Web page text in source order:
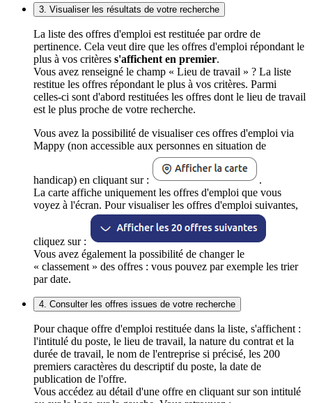
3. Visualiser les résultats de votre recherche
La liste des offres d'emploi est restituée par ordre de
pertinence. Cela veut dire que les offres d'emploi répondant le
plus à vos critères s'affichent en premier.
Vous avez renseigné le champ « Lieu de travail » ? La liste
restitue les offres répondant le plus à vos critères. Parmi
celles-ci sont d'abord restituées les offres dont le lieu de travail
est le plus proche de votre recherche.
Vous avez la possibilité de visualiser ces offres d'emploi via
Mappy (non accessible aux personnes en situation de
handicap) en cliquant sur :
.
La carte affiche uniquement les offres d'emploi que vous
voyez à l'écran. Pour visualiser les offres d'emploi suivantes,
cliquez sur :
Vous avez également la possibilité de changer le
« classement » des offres : vous pouvez par exemple les trier
par date.
4. Consulter les offres issues de votre recherche
Pour chaque offre d'emploi restituée dans la liste, s'affichent :
l'intitulé du poste, le lieu de travail, la nature du contrat et la
durée de travail, le nom de l'entreprise si précisé, les 200
premiers caractères du descriptif du poste, la date de
publication de l'offre.
Vous accédez au détail d'une offre en cliquant sur son intitulé